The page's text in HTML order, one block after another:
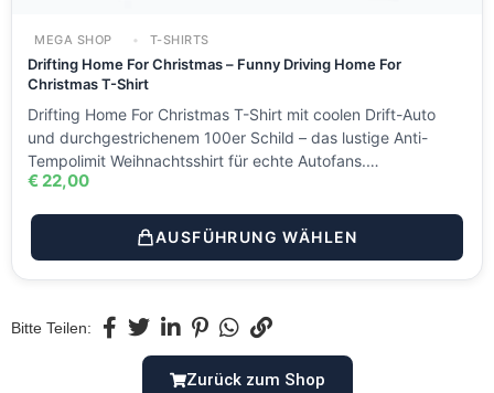
MEGA SHOP T-SHIRTS
Drifting Home For Christmas – Funny Driving Home For
Christmas T-Shirt
Drifting Home For Christmas T-Shirt mit coolen Drift-Auto
und durchgestrichenem 100er Schild – das lustige Anti-
Tempolimit Weihnachtsshirt für echte Autofans.…
€ 22,00
AUSFÜHRUNG WÄHLEN
Bitte Teilen:
Zurück zum Shop